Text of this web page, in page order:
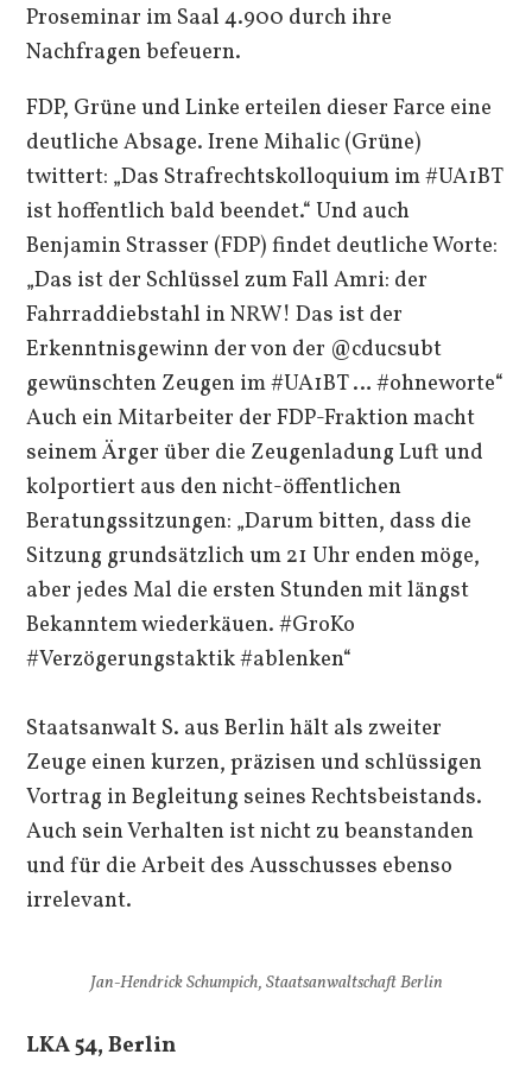
Proseminar im Saal 4.900 durch ihre
Nachfragen befeuern.
FDP, Grüne und Linke erteilen dieser Farce eine
deutliche Absage. Irene Mihalic (Grüne)
twittert: „Das Strafrechtskolloquium im #UA1BT
ist hoffentlich bald beendet.“ Und auch
Benjamin Strasser (FDP) findet deutliche Worte:
„Das ist der Schlüssel zum Fall Amri: der
Fahrraddiebstahl in NRW! Das ist der
Erkenntnisgewinn der von der @cducsubt
gewünschten Zeugen im #UA1BT … #ohneworte“
Auch ein Mitarbeiter der FDP-Fraktion macht
seinem Ärger über die Zeugenladung Luft und
kolportiert aus den nicht-öffentlichen
Beratungssitzungen: „Darum bitten, dass die
Sitzung grundsätzlich um 21 Uhr enden möge,
aber jedes Mal die ersten Stunden mit längst
Bekanntem wiederkäuen. #GroKo
#Verzögerungstaktik #ablenken“
Staatsanwalt S. aus Berlin hält als zweiter
Zeuge einen kurzen, präzisen und schlüssigen
Vortrag in Begleitung seines Rechtsbeistands.
Auch sein Verhalten ist nicht zu beanstanden
und für die Arbeit des Ausschusses ebenso
irrelevant.
Jan-Hendrick Schumpich, Staatsanwaltschaft Berlin
LKA 54, Berlin